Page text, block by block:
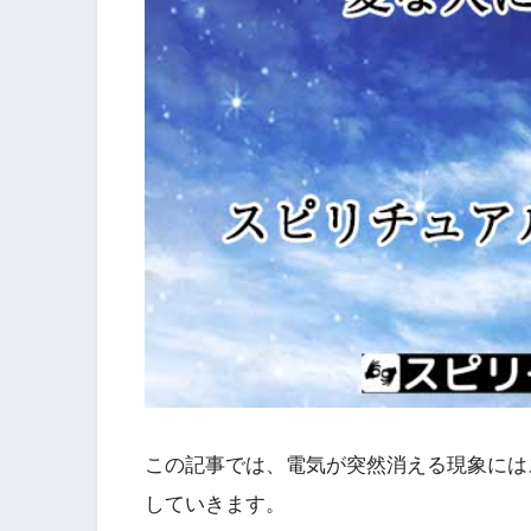
この記事では、電気が突然消える現象に
していきます。